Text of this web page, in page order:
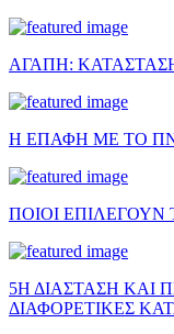
ΑΓΑΠΗ:
Η ΕΠΑΦΗ ΜΕ ΤΟ
ΠΟΙΟΙ
5Η ΔΙΑΣΤΑΣΗ ΚΑΙ
ΔΙΑΦΟΡΕΤΙΚΕΣ